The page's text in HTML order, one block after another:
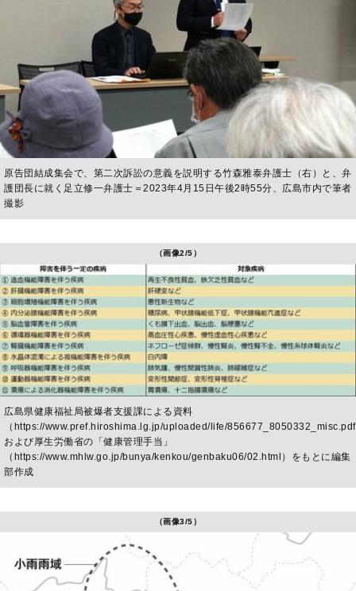
原告団結成集会で、第二次訴訟の意義を説明する竹森雅泰弁護士（右）と、弁
護団長に就く足立修一弁護士＝2023年4月15日午後2時55分、広島市内で筆者
撮影
（画像2/5）
広島県健康福祉局被爆者支援課による資料
（https://www.pref.hiroshima.lg.jp/uploaded/life/
および厚生労働省の「健康管理手当」
（https://www.mhlw.go.jp/bunya/kenkou/genbaku06/02.html）をもとに編集
部作成
（画像3/5）